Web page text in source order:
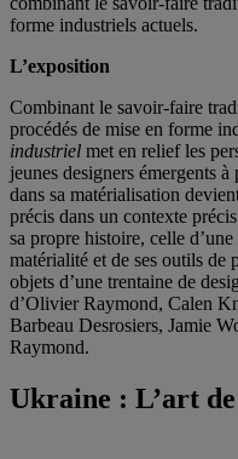
forme industriels actuels.
L’exposition
Combinant le savoir-faire
procédés de mise en forme
industriel met en relief les
jeunes designers émergents
dans sa matérialisation
précis dans un contexte
sa propre histoire, celle
matérialité et de ses outils de
objets d’une trentaine de
d’Olivier Raymond, Calen
Barbeau Desrosiers, Jamie
Raymond.
Ukraine : L’art